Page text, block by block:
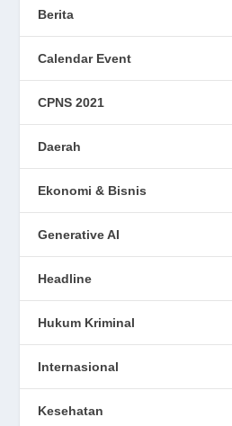
Berita
Calendar Event
CPNS 2021
Daerah
Ekonomi & Bisnis
Generative AI
Headline
Hukum Kriminal
Internasional
Kesehatan